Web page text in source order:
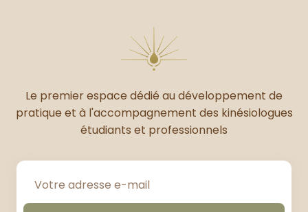
Le premier espace dédié au développement de
pratique et à l'accompagnement des kinésiologues
étudiants et professionnels